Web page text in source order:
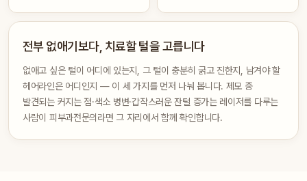
전부 없애기보다, 치료할 털을 고릅니다
없애고 싶은 털이 어디에 있는지, 그 털이 충분히 굵고 진한지, 남겨야 할
헤어라인은 어디인지 — 이 세 가지를 먼저 나눠 봅니다. 제모 중
발견되는 커지는 점·색소 병변·갑작스러운 잔털 증가는 레이저를 다루는
사람이 피부과전문의라면 그 자리에서 함께 확인합니다.